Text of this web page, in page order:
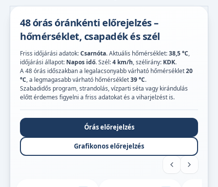
48 órás óránkénti előrejelzés –
hőmérséklet, csapadék és szél
Friss időjárási adatok:Csarnóta. Aktuális hőmérséklet:38,5 °C,
időjárási állapot: Napos idő. Szél:4 km/h, szélirány: KDK.
A 48 órás időszakban a legalacsonyabb várható hőmérséklet20
°C, a legmagasabb várható hőmérséklet39 °C.
Szabadidős program, strandolás, vízparti séta vagy kirándulás
előtt érdemes figyelni a friss adatokat és a viharjelzést is.
Órás előrejelzés
Grafikonos előrejelzés